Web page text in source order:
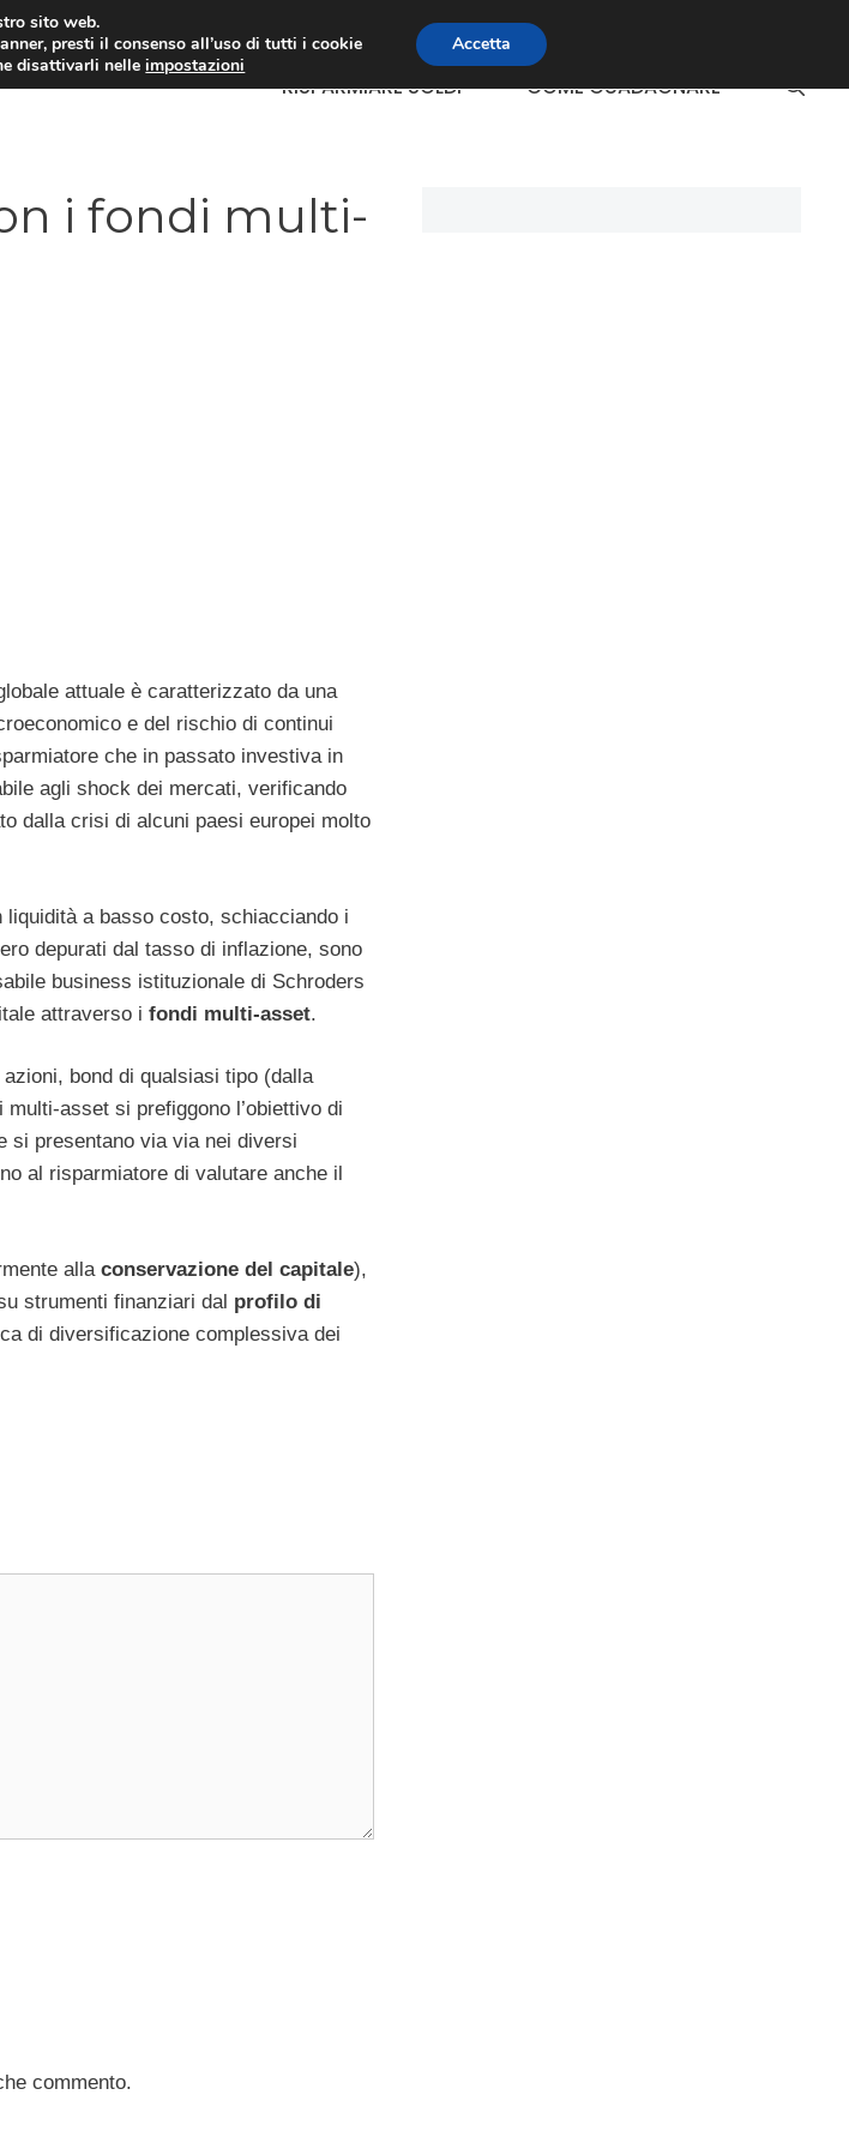
RISPARMIARE SOLDI COME GUADAGNARE
i fondi multi-
attuale è caratterizzato da una
e del rischio di continui
che in passato investiva in
agli shock dei mercati, verificando
dalla crisi di alcuni paesi europei molto
a basso costo, schiacciando i
depurati dal tasso di inflazione, sono
business istituzionale di Schroders
attraverso i fondi multi-asset.
bond di qualsiasi tipo (dalla
asset si prefiggono l’obiettivo di
si presentano via via nei diversi
al risparmiatore di valutare anche il
alla conservazione del capitale),
strumenti finanziari dal profilo di
di diversificazione complessiva dei
commento.
sito web.
presti il consenso all’uso di tutti i cookie
disattivarli nelleimpostazioni
Accetta